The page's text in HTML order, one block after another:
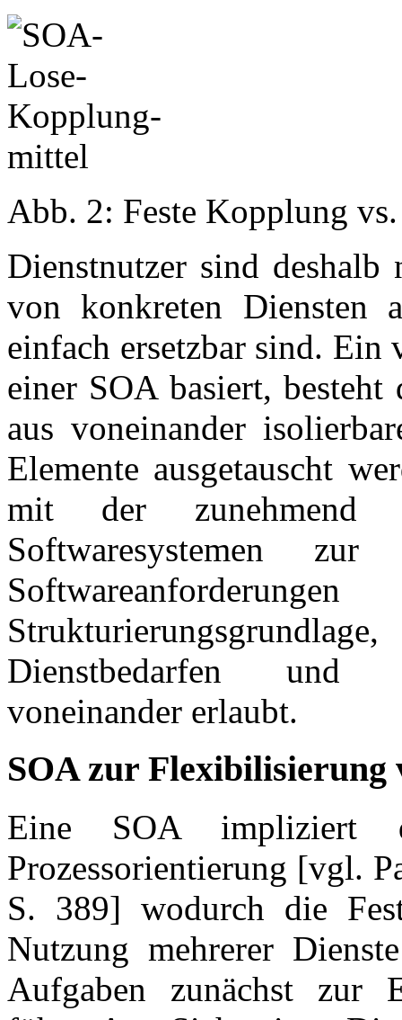
Abb. 2: Feste Kopplung
Dienstnutzer sind
von konkreten Diensten
einfach ersetzbar sind. Ein
einer SOA basiert,
aus voneinander
Elemente ausgetauscht
mit der zunehmend
Softwaresystemen
Dienstbedarfen und
voneinander erlaubt.
SOA zur Flexibilisierung
Eine SOA impliziert
Prozessorientierung [vgl.
S. 389] wodurch die
Nutzung mehrerer
Aufgaben zunächst zur